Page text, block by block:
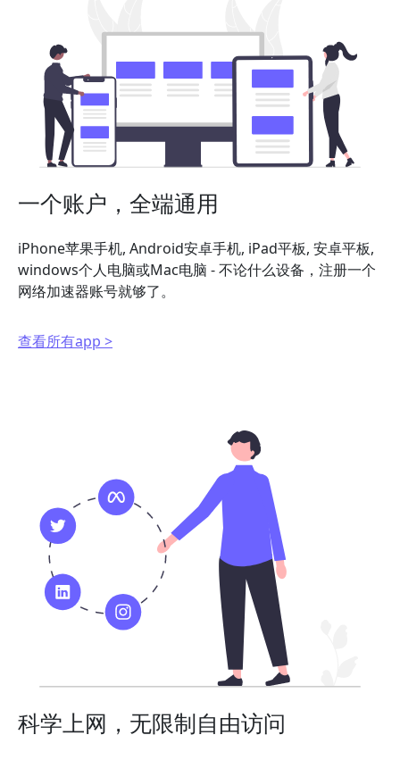
一个账户，全端通用
iPhone苹果手机, Android安卓手机, iPad平板, 安卓平板,
windows个人电脑或Mac电脑 - 不论什么设备，注册一个
网络加速器账号就够了。
查看所有app >
科学上网，无限制自由访问